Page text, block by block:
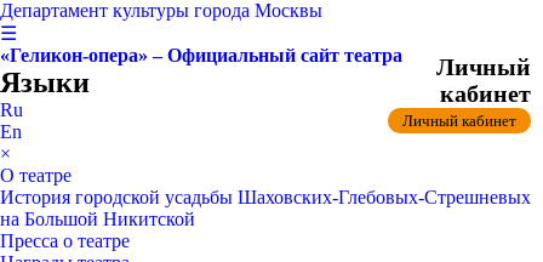
Департамент культуры города Москвы
☰
«Геликон-опера» – Официальный сайт театра
Языки
Ru
En
×
О театре
История городской усадьбы Шаховских-Глебовых-Стрешневых
на Большой Никитской
Пресса о театре
Личный
кабинет
Личный кабинет